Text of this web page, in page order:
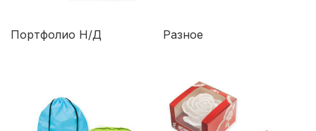
Портфолио Н/Д Разное